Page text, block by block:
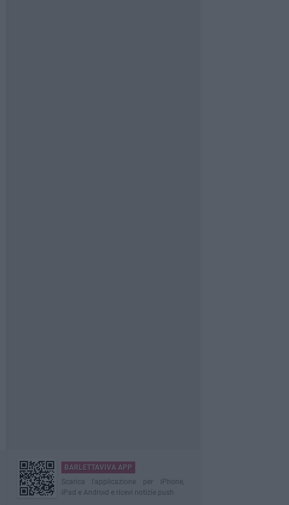
BARLETTAVIVA APP
Scarica l'applicazione per iPhone,
iPad e Android e ricevi notizie push